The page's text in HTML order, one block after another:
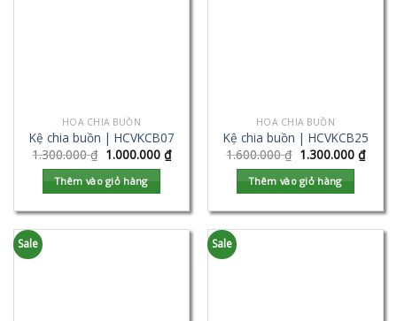
HOA CHIA BUỒN
Kệ chia buồn | HCVKCB07
1.300.000₫ 1.000.000 ₫
Thêm vào giỏ hàng
HOA CHIA BUỒN
Kệ chia buồn | HCVKCB25
1.600.000₫ 1.300.000 ₫
Thêm vào giỏ hàng
Sale Sale